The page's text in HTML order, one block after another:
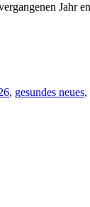
Jahr
, gesundes neues,